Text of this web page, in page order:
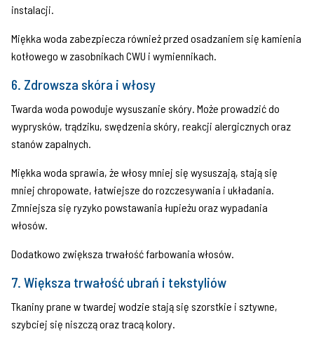
instalacji.
Miękka woda zabezpiecza również przed osadzaniem się kamienia
kotłowego w zasobnikach CWU i wymiennikach.
6. Zdrowsza skóra i włosy
Twarda woda powoduje wysuszanie skóry. Może prowadzić do
wyprysków, trądziku, swędzenia skóry, reakcji alergicznych oraz
stanów zapalnych.
Miękka woda sprawia, że włosy mniej się wysuszają, stają się
mniej chropowate, łatwiejsze do rozczesywania i układania.
Zmniejsza się ryzyko powstawania łupieżu oraz wypadania
włosów.
Dodatkowo zwiększa trwałość farbowania włosów.
7. Większa trwałość ubrań i tekstyliów
Tkaniny prane w twardej wodzie stają się szorstkie i sztywne,
szybciej się niszczą oraz tracą kolory.